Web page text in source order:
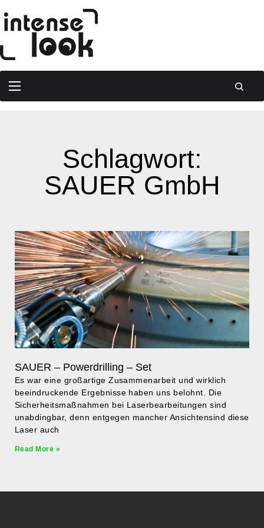
Schlagwort:
SAUER GmbH
SAUER – Powerdrilling – Set
Es war eine großartige Zusammenarbeit und wirklich
beeindruckende Ergebnisse haben uns belohnt. Die
Sicherheitsmaßnahmen bei Laserbearbeitungen sind
unabdingbar, denn entgegen mancher Ansichtensind diese
Laser auch
Read More »